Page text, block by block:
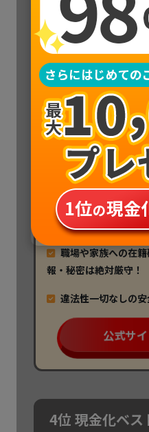
利用可能
公式サ
POINT
おすす
365日いつでも即日
可能！
来店不要・書類審査
ご利用に収入の有無
職場や家族への在
報・秘密は絶対厳守！
違法性一切なしの
公式サ
4位 現金化ベス